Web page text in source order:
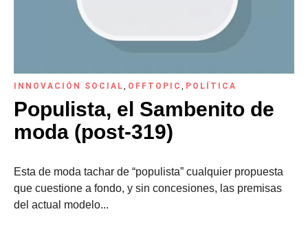
INNOVACIÓN SOCIAL, OFFTOPIC , POLÍTICA
Populista, el Sambenito de
moda (post-319)
Esta de moda tachar de “populista” cualquier propuesta
que cuestione a fondo, y sin concesiones, las premisas
del actual modelo...